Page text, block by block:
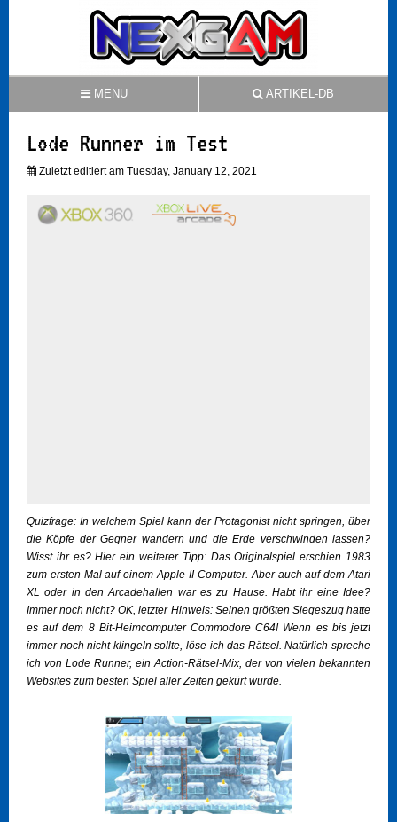
MENU ARTIKEL-DB
Lode Runner im Test
Zuletzt editiert am Tuesday, January 12, 2021
Quizfrage: In welchem Spiel kann der Protagonist nicht springen, über
die Köpfe der Gegner wandern und die Erde verschwinden lassen?
Wisst ihr es? Hier ein weiterer Tipp: Das Originalspiel erschien 1983
zum ersten Mal auf einem Apple II-Computer. Aber auch auf dem Atari
XL oder in den Arcadehallen war es zu Hause. Habt ihr eine Idee?
Immer noch nicht? OK, letzter Hinweis: Seinen größten Siegeszug hatte
es auf dem 8 Bit-Heimcomputer Commodore C64! Wenn es bis jetzt
immer noch nicht klingeln sollte, löse ich das Rätsel. Natürlich spreche
ich von Lode Runner, ein Action-Rätsel-Mix, der von vielen bekannten
Websites zum besten Spiel aller Zeiten gekürt wurde.